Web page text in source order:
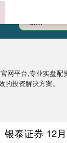
网平台,专业实盘
投资解决方案。
银泰证券 12